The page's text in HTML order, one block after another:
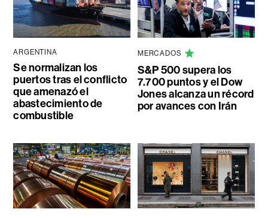
ARGENTINA
Se normalizan los
puertos tras el conflicto
que amenazó el
abastecimiento de
combustible
MERCADOS
S&P 500 supera los
7.700 puntos y el Dow
Jones alcanza un récord
por avances con Irán